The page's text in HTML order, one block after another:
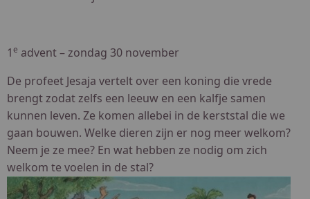
1e advent – zondag 30 november
De profeet Jesaja vertelt over een koning die vrede
brengt zodat zelfs een leeuw en een kalfje samen
kunnen leven. Ze komen allebei in de kerststal die we
gaan bouwen. Welke dieren zijn er nog meer welkom?
Neem je ze mee? En wat hebben ze nodig om zich
welkom te voelen in de stal?